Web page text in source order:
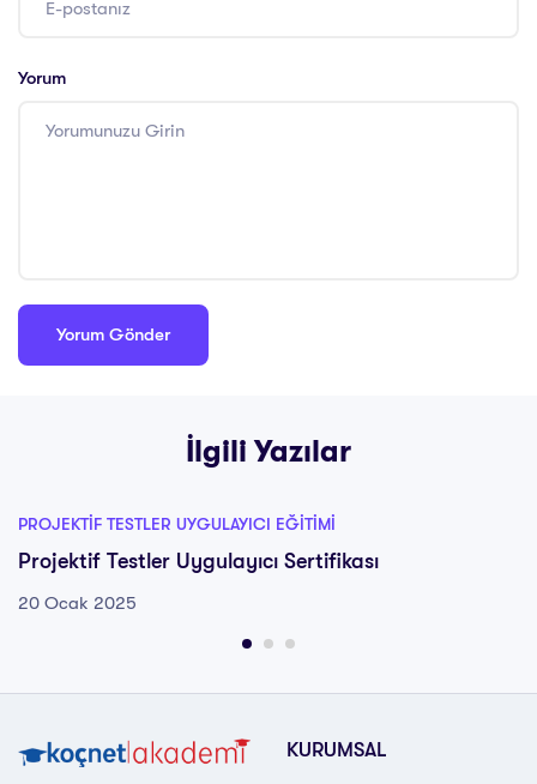
Yorum
İlgili Yazılar
PROJEKTIF TESTLER UYGULAYICI EĞITIMI
Projektif Testler Uygulayıcı Sertifikası
20 Ocak 2025
KURUMSAL